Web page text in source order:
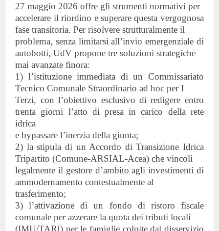
27 maggio 2026 offre gli strumenti normativi per
accelerare il riordino e superare questa vergognosa
fase transitoria. Per risolvere strutturalmente il
problema, senza limitarsi all’invio emergenziale di
autobotti, UdV propone tre soluzioni strategiche
mai avanzate finora:
1) l’istituzione immediata di un Commissariato
Tecnico Comunale Straordinario ad hoc per I
Terzi, con l’obiettivo esclusivo di redigere entro
trenta giorni l’atto di presa in carico della rete
idrica
e bypassare l’inerzia della giunta;
2) la stipula di un Accordo di Transizione Idrica
Tripartito (Comune-ARSIAL-Acea) che vincoli
legalmente il gestore d’ambito agli investimenti di
ammodernamento contestualmente al
trasferimento;
3) l’attivazione di un fondo di ristoro fiscale
comunale per azzerare la quota dei tributi locali
(IMU/TARI) per le famiglie colpite dal disservizio